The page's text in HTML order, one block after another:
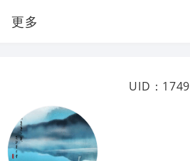
更多
UID：1749